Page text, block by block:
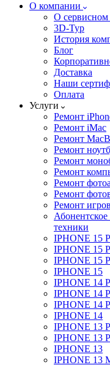
О компании
О сервисном
3D-Тур
История
Блог
Доставка
Наши
Оплата
Услуги
Ремонт
Ремонт iMac
Ремонт
Ремонт
Ремонт
Ремонт
Ремонт
Ремонт
Ремонт
техники
IPHONE 15
IPHONE 15
IPHONE 15
IPHONE 15
IPHONE 14
IPHONE 14
IPHONE 14
IPHONE 14
IPHONE 13
IPHONE 13
IPHONE 13
IPHONE 13